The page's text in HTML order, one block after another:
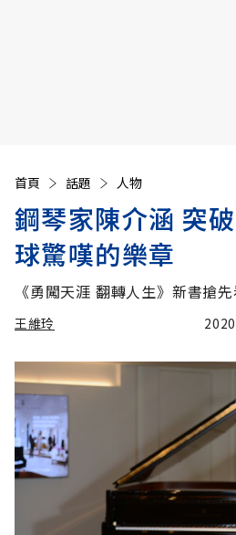
首頁 話題 人物
鋼琴家陳介涵 突
球驚嘆的樂章
《勇闖天涯 翻轉人生》新書搶
王維玲